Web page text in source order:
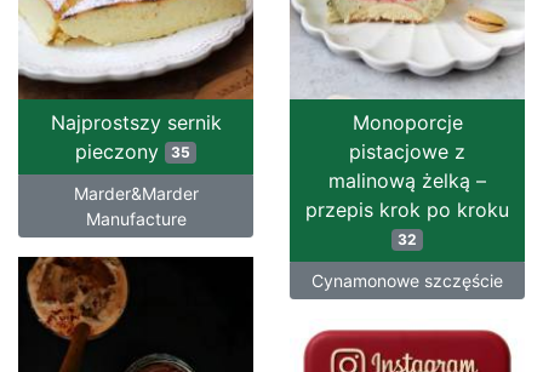
Najprostszy sernik
pieczony 35
Marder&Marder
Manufacture
Monoporcje
pistacjowe z
malinową żelką –
przepis krok po kroku
32
Cynamonowe szczęście